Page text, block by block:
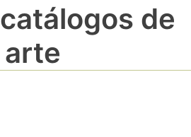
de
arte